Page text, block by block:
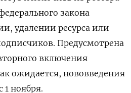
закона
удалении ресурса или
Предусмотрена
включения
ожидается, нововведения
1 ноября.